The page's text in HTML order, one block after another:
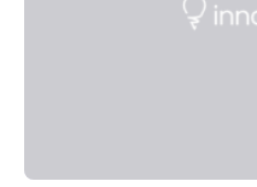
Foundation, des BIAL